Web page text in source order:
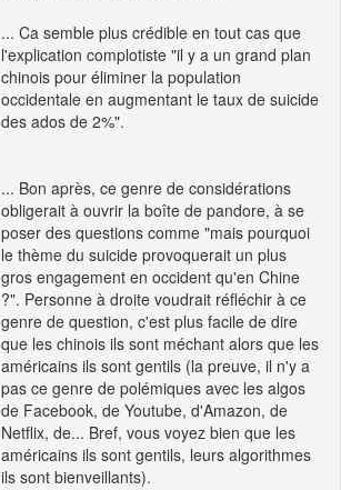
... Ca semble plus crédible en tout cas que
l'explication complotiste "il y a un grand plan
chinois pour éliminer la population
occidentale en augmentant le taux de suicide
des ados de 2%".
... Bon après, ce genre de considérations
obligerait à ouvrir la boîte de pandore, à se
poser des questions comme "mais pourquoi
le thème du suicide provoquerait un plus
gros engagement en occident qu'en Chine
?". Personne à droite voudrait réfléchir à ce
genre de question, c'est plus facile de dire
que les chinois ils sont méchant alors que les
américains ils sont gentils (la preuve, il n'y a
pas ce genre de polémiques avec les algos
de Facebook, de Youtube, d'Amazon, de
Netflix, de... Bref, vous voyez bien que les
américains ils sont gentils, leurs algorithmes
ils sont bienveillants).